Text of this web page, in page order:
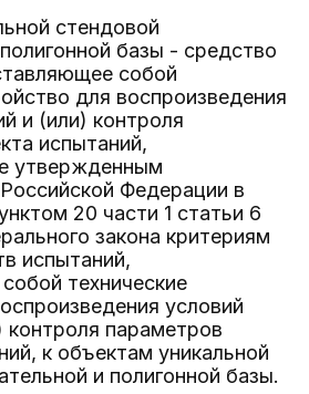
стендовой
базы - средство
собой
для воспроизведения
и (или) контроля
испытаний,
утвержденным
Федерации в
20 части 1 статьи 6
закона критериям
испытаний,
технические
условий
контроля параметров
к объектам уникальной
и полигонной базы.